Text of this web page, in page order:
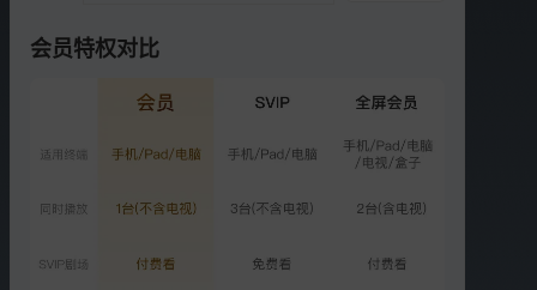
2026-06-05
2026-06-06
加更版：八位歌手独门选曲
1808.5万次播放
会员特权对比